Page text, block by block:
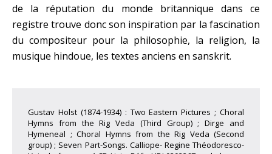
de la réputation du monde britannique dans ce
registre trouve donc son inspiration par la fascination
du compositeur pour la philosophie, la religion, la
musique hindoue, les textes anciens en sanskrit.
Gustav Holst (1874-1934) : Two Eastern Pictures ; Choral
Hymns from the Rig Veda (Third Group) ; Dirge and
Hymeneal ; Choral Hymns from the Rig Veda (Second
group) ; Seven Part-Songs. Calliope- Regine Théodoresco-